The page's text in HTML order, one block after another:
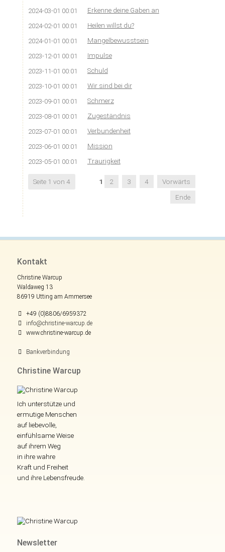
2024-03-01 00:01 Erkenne deine Gaben an
2024-02-01 00:01 Heilen willst du?
2024-01-01 00:01 Mangelbewusstsein
2023-12-01 00:01 Impulse
2023-11-01 00:01 Schuld
2023-10-01 00:01 Wir sind bei dir
2023-09-01 00:01 Schmerz
2023-08-01 00:01 Zugeständnis
2023-07-01 00:01 Verbundenheit
2023-06-01 00:01 Mission
2023-05-01 00:01 Traurigkeit
Seite 1 von 4 1 2 3 4
Vorwärts
Ende
Kontakt
Christine Warcup
Waldaweg 13
86919 Utting am Ammersee
+49 (0)8806/6959372
info@christine-warcup.de
www.christine-warcup.de
Bankverbindung
Christine Warcup
Ich unterstütze und
ermutige Menschen
auf liebevolle,
einfühlsame Weise
auf ihrem Weg
in ihre wahre
Kraft und Freiheit
und ihre Lebensfreude.
Newsletter